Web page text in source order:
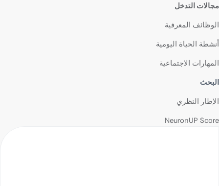
مجالات التدخل
الوظائف المعرفية
أنشطة الحياة اليومية
المهارات الاجتماعية
البحث
الإطار النظري
NeuronUP Score